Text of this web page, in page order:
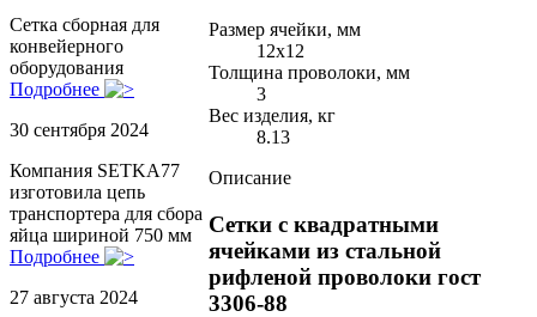
Сетка сборная для
конвейерного
оборудования
Подробнее
30 сентября 2024
Компания SETKA77
изготовила цепь
транспортера для сбора
яйца шириной 750 мм
Подробнее
27 августа 2024
Размер ячейки, мм
12х12
Толщина проволоки, мм
3
Вес изделия, кг
8.13
Описание
Сетки с квадратными
ячейками из стальной
рифленой проволоки гост
3306-88